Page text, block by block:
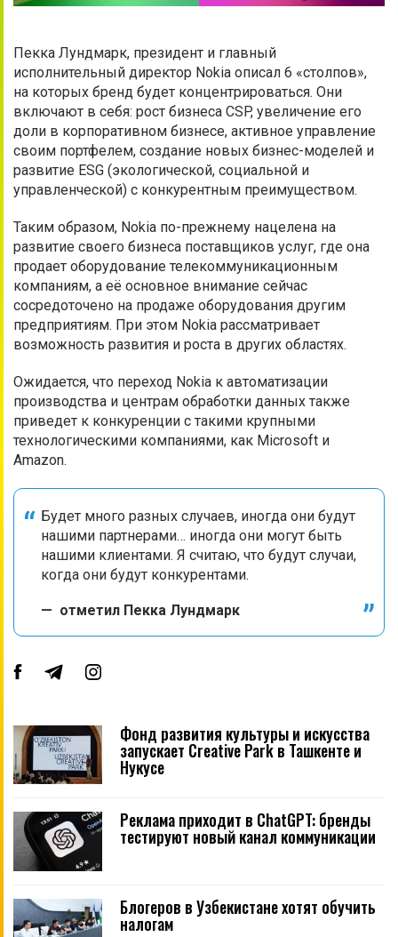
Пекка Лундмарк, президент и главный
исполнительный директор Nokia описал 6 «столпов»,
на которых бренд будет концентрироваться. Они
включают в себя: рост бизнеса CSP, увеличение его
доли в корпоративном бизнесе, активное управление
своим портфелем, создание новых бизнес-моделей и
развитие ESG (экологической, социальной и
управленческой) с конкурентным преимуществом.
Таким образом, Nokia по-прежнему нацелена на
развитие своего бизнеса поставщиков услуг, где она
продает оборудование телекоммуникационным
компаниям, а её основное внимание сейчас
сосредоточено на продаже оборудования другим
предприятиям. При этом Nokia рассматривает
возможность развития и роста в других областях.
Ожидается, что переход Nokia к автоматизации
производства и центрам обработки данных также
приведет к конкуренции с такими крупными
технологическими компаниями, как Microsoft и
Amazon.
Будет много разных случаев, иногда они будут
нашими партнерами… иногда они могут быть
нашими клиентами. Я считаю, что будут случаи,
когда они будут конкурентами.
— отметил Пекка Лундмарк
Фонд развития культуры и искусства
запускает Creative Park в Ташкенте и
Нукусе
Реклама приходит в ChatGPT: бренды
тестируют новый канал коммуникации
Блогеров в Узбекистане хотят обучить
налогам